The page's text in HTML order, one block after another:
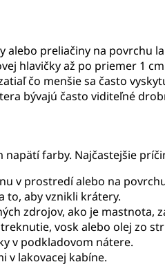
alebo preliačiny na povrchu
hlavičky až po priemer 1
čo menšie sa často
bývajú často viditeľné
napätí farby. Najčastejšie
v prostredí alebo na
to, aby vznikli krátery.
zdrojov, ako je mastnota,
vosk alebo olej zo
v podkladovom nátere.
v lakovacej kabíne.